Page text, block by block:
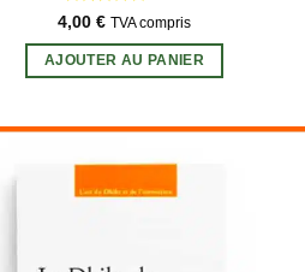
4,00 € TVA compris
AJOUTER AU PANIER